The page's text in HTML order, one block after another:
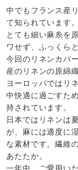
中でもフランス産
て知られています。
とても細い麻糸を
ワせず、ふっくら
今回のリネンカバ
産のリネンの原綿
ヨーロッパではリ
中快適に過ごすた
持されています。
日本ではリネンは
が、麻には適度に
な素材です。繊維
あたたか。
一年中、ご愛用い